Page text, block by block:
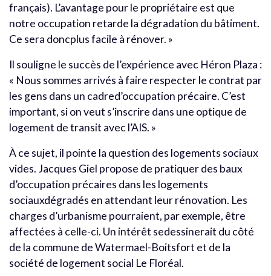
français). L’avantage pour le propriétaire est que
notre occupation retarde la dégradation du bâtiment.
Ce sera doncplus facile à rénover. »
Il souligne le succès de l’expérience avec Héron Plaza :
« Nous sommes arrivés à faire respecter le contrat par
les gens dans un cadred’occupation précaire. C’est
important, si on veut s’inscrire dans une optique de
logement de transit avec l’AIS. »
À ce sujet, il pointe la question des logements sociaux
vides. Jacques Giel propose de pratiquer des baux
d’occupation précaires dans les logements
sociauxdégradés en attendant leur rénovation. Les
charges d’urbanisme pourraient, par exemple, être
affectées à celle-ci. Un intérêt sedessinerait du côté
de la commune de Watermael-Boitsfort et de la
société de logement social Le Floréal.